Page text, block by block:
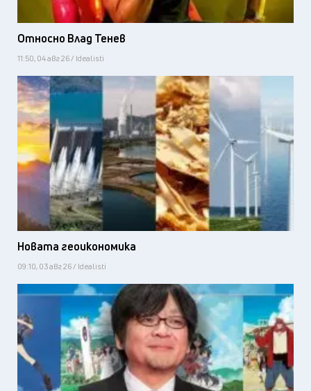
Относно Влад Тенев
11:50, 04 авг 26 / Idealisti
Новата геоикономика
09:10, 03 авг 26 / Idealisti